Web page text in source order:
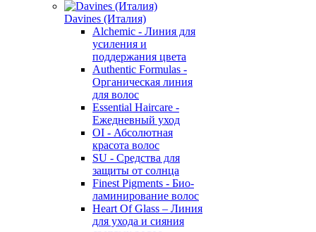
Davines (Италия)
Alchemic - Линия для
усиления и
поддержания цвета
Authentic Formulas -
Органическая линия
для волос
Essential Haircare -
Eжедневный уход
OI - Абсолютная
красота волос
SU - Средства для
защиты от солнца
Finest Pigments - Био-
ламинирование волос
Heart Of Glass – Линия
для ухода и сияния